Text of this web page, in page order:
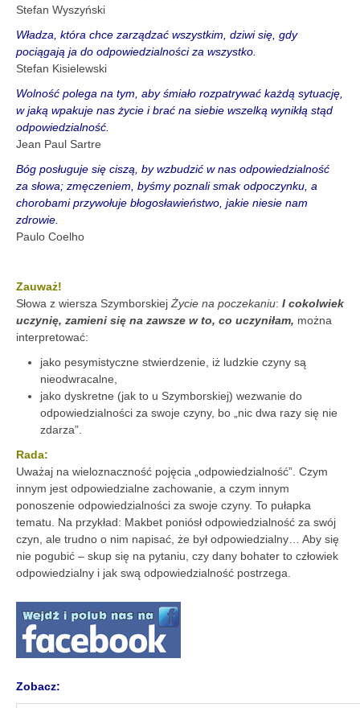
Stefan Wyszyński
Władza, która chce zarządzać wszystkim, dziwi się, gdy
pociągają ja do odpowiedzialności za wszystko.
Stefan Kisielewski
Wolność polega na tym, aby śmiało rozpatrywać każdą sytuację,
w jaką wpakuje nas życie i brać na siebie wszelką wynikłą stąd
odpowiedzialność.
Jean Paul Sartre
Bóg posługuje się ciszą, by wzbudzić w nas odpowiedzialność
za słowa; zmęczeniem, byśmy poznali smak odpoczynku, a
chorobami przywołuje błogosławieństwo, jakie niesie nam
zdrowie.
Paulo Coelho
Zauważ!
Słowa z wiersza Szymborskiej Życie na poczekaniu: I cokolwiek
uczynię, zamieni się na zawsze w to, co uczyniłam, można
interpretować:
jako pesymistyczne stwierdzenie, iż ludzkie czyny są
nieodwracalne,
jako dyskretne (jak to u Szymborskiej) wezwanie do
odpowiedzialności za swoje czyny, bo „nic dwa razy się nie
zdarza”.
Rada:
Uważaj na wieloznaczność pojęcia „odpowiedzialność”. Czym
innym jest odpowiedzialne zachowanie, a czym innym
ponoszenie odpowiedzialności za swoje czyny. To pułapka
tematu. Na przykład: Makbet poniósł odpowiedzialność za swój
czyn, ale trudno o nim napisać, że był odpowiedzialny… Aby się
nie pogubić – skup się na pytaniu, czy dany bohater to człowiek
odpowiedzialny i jak swą odpowiedzialność postrzega.
Zobacz: